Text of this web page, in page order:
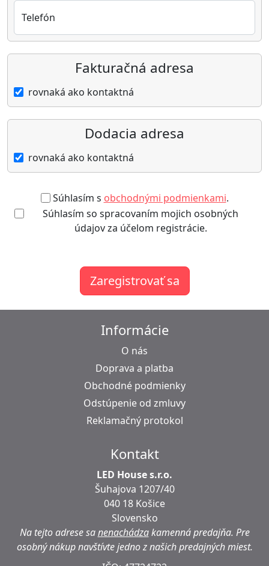
Telefón
Fakturačná adresa
rovnaká ako kontaktná
Dodacia adresa
rovnaká ako kontaktná
Súhlasím s obchodnými podmienkami.
Súhlasím so spracovaním mojich osobných
údajov za účelom registrácie.
Zaregistrovať sa
Informácie
O nás
Doprava a platba
Obchodné podmienky
Odstúpenie od zmluvy
Reklamačný protokol
Kontakt
LED House s.r.o.
Šuhajova 1207/40
040 18 Košice
Slovensko
Na tejto adrese sanenachádzakamenná predajňa. Pre
osobný nákup navštívte jedno z našich predajných miest.